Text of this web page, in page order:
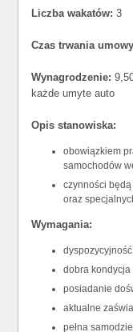
Liczba wakatów: 3
Czas trwania
Wynagrodzenie:
każde umyte auto
Opis stanowiska:
obowiązkiem
samochodów
czynności
oraz
Wymagania:
dobra kondycja
posiadanie
aktualne
pełna